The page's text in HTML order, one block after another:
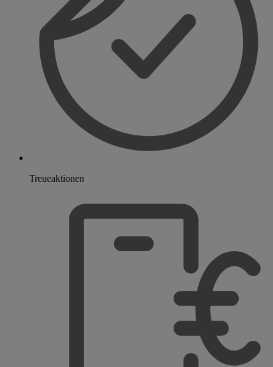
Treueaktionen